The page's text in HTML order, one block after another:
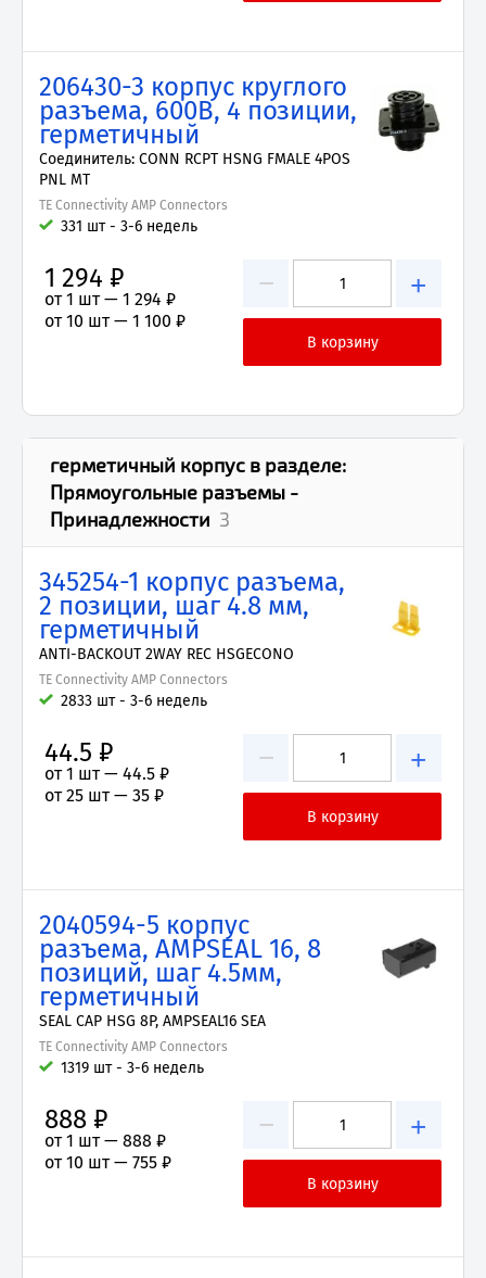
206430-3 корпус круглого
разъема, 600В, 4 позиции,
герметичный
Соединитель: CONN RCPT HSNG FMALE 4POS
PNL MT
TE Connectivity AMP Connectors
331 шт - 3-6 недель
− +
1 294 ₽
от 1 шт — 1 294 ₽
от 10 шт — 1 100 ₽
герметичный корпус в разделе:
Прямоугольные разъемы -
Принадлежности 3
345254-1 корпус разъема,
2 позиции, шаг 4.8 мм,
герметичный
ANTI-BACKOUT 2WAY REC HSGECONO
TE Connectivity AMP Connectors
2833 шт - 3-6 недель
− +
44.5 ₽
от 1 шт — 44.5 ₽
от 25 шт — 35 ₽
2040594-5 корпус
разъема, AMPSEAL 16, 8
позиций, шаг 4.5мм,
герметичный
SEAL CAP HSG 8P, AMPSEAL16 SEA
TE Connectivity AMP Connectors
1319 шт - 3-6 недель
− +
888 ₽
от 1 шт — 888 ₽
от 10 шт — 755 ₽